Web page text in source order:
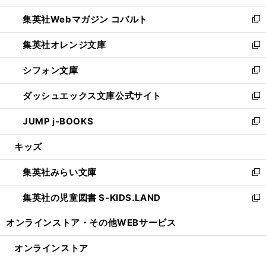
開
く
ウ
で
開
く
ン
ド
ウ
で
開
く
ウ
ィ
ン
ド
ウ
で
開
く
集英社Webマガジン コバルト
新
し
い
ウ
ィ
ン
ド
ウ
で
開
集英社オレンジ文庫
新
し
い
ウ
ィ
ン
ド
ウ
開
く
シフォン文庫
新
し
い
ウ
ィ
ン
ウ
で
開
く
ダッシュエックス文庫公式サイト
新
し
い
ウ
ン
ド
ウ
で
JUMP j-BOOKS
新
し
ウ
ィ
ン
ド
開
キッズ
集英社みらい文庫
新
し
い
ン
集英社の児童図書 S-KIDS.LAND
新
ウ
オンラインストア・ その他WEBサービス
オンラインストア